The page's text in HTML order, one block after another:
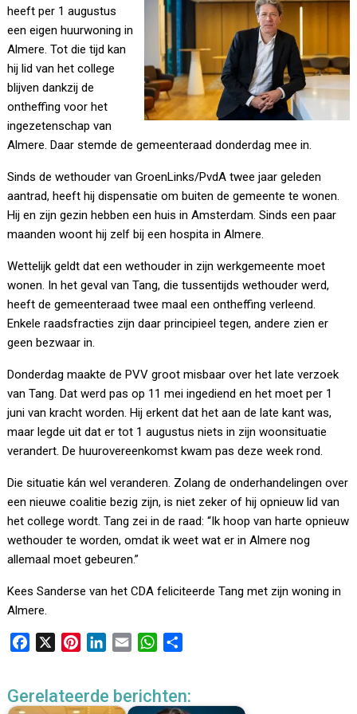
heeft per 1 augustus
een eigen huurwoning in
Almere. Tot die tijd kan
hij lid van het college
blijven dankzij de
ontheffing voor het
ingezetenschap van
Almere. Daar stemde de gemeenteraad donderdag mee in.
Sinds de wethouder van GroenLinks/PvdA twee jaar geleden
aantrad, heeft hij dispensatie om buiten de gemeente te wonen.
Hij en zijn gezin hebben een huis in Amsterdam. Sinds een paar
maanden woont hij zelf bij een hospita in Almere.
Wettelijk geldt dat een wethouder in zijn werkgemeente moet
wonen. In het geval van Tang, die tussentijds wethouder werd,
heeft de gemeenteraad twee maal een ontheffing verleend.
Enkele raadsfracties zijn daar principieel tegen, andere zien er
geen bezwaar in.
Donderdag maakte de PVV groot misbaar over het late verzoek
van Tang. Dat werd pas op 11 mei ingediend en het moet per 1
juni van kracht worden. Hij erkent dat het aan de late kant was,
maar legde uit dat er tot 1 augustus niets in zijn woonsituatie
verandert. De huurovereenkomst kwam pas deze week rond.
Die situatie kán wel veranderen. Zolang de onderhandelingen over
een nieuwe coalitie bezig zijn, is niet zeker of hij opnieuw lid van
het college wordt. Tang zei in de raad: “Ik hoop van harte opnieuw
wethouder te worden, omdat ik weet wat er in Almere nog
allemaal moet gebeuren.”
Kees Sanderse van het CDA feliciteerde Tang met zijn woning in
Almere.
e
t
k
i
W
t
e
Gerelateerde berichten: